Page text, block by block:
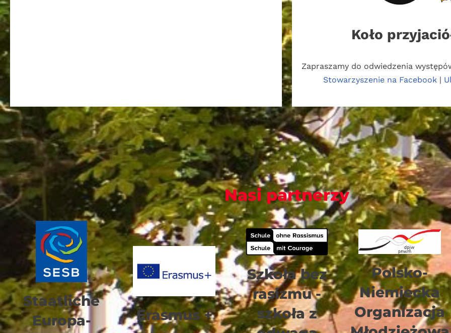
Koło
Zapraszamy do odwiedzenia
Stowarzyszenie na Facebook |
Nasi partnerzy
Staatliche
Europa-
Erasmus +
Szkoła bez
rasizmu -
szkoła z
Polsko-
Niemiecka
Organizacja